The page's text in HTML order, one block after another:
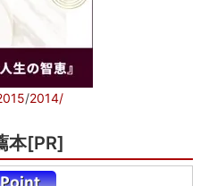
/2014/
本[PR]